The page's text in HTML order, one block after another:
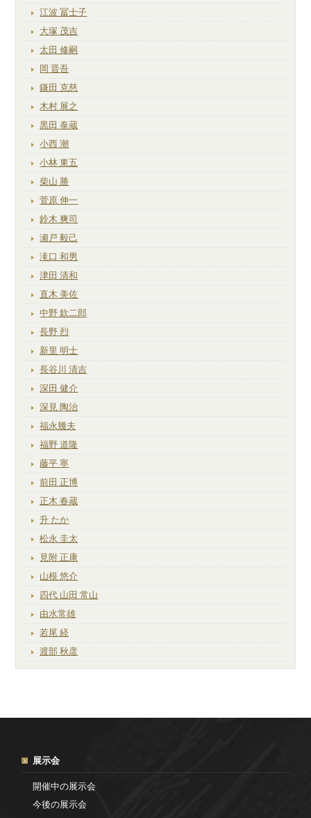
江波 冨士子
大塚 茂吉
太田 修嗣
岡 晋吾
鎌田 克慈
木村 展之
黒田 泰蔵
小西 潮
小林 東五
柴山 勝
菅原 伸一
鈴木 爽司
瀬戸 毅己
滝口 和男
津田 清和
直木 美佐
中野 欽二郎
長野 烈
新里 明士
長谷川 清吉
深田 健介
深見 陶治
福永幾夫
福野 道隆
藤平 寧
前田 正博
正木 春蔵
升 たか
松永 圭太
見附 正康
山根 悠介
四代 山田 常山
由水常雄
若尾 経
渡部 秋彦
展示会
開催中の展示会
今後の展示会